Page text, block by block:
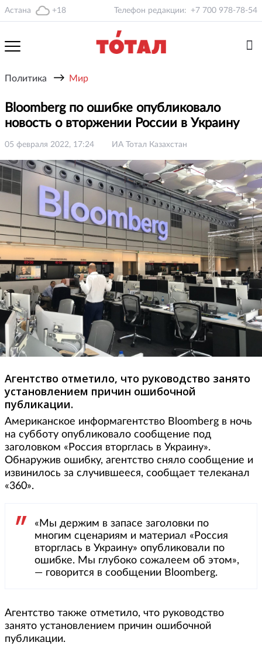
Астана +18 Телефон редакции: +7 700 978-78-54
Политика → Мир
Bloomberg по ошибке опубликовало
новость о вторжении России в Украину
05 февраля 2022, 17:24 ИА Тотал Казахстан
Агентство отметило, что руководство занято
установлением причин ошибочной
публикации.
Американское информагентство Bloomberg в ночь
на субботу опубликовало сообщение под
заголовком «Россия вторглась в Украину».
Обнаружив ошибку, агентство сняло сообщение и
извинилось за случившееся, сообщает телеканал
«360».
«Мы держим в запасе заголовки по
многим сценариям и материал «Россия
вторглась в Украину» опубликовали по
ошибке. Мы глубоко сожалеем об этом»,
— говорится в сообщении Bloomberg.
Агентство также отметило, что руководство
занято установлением причин ошибочной
публикации.